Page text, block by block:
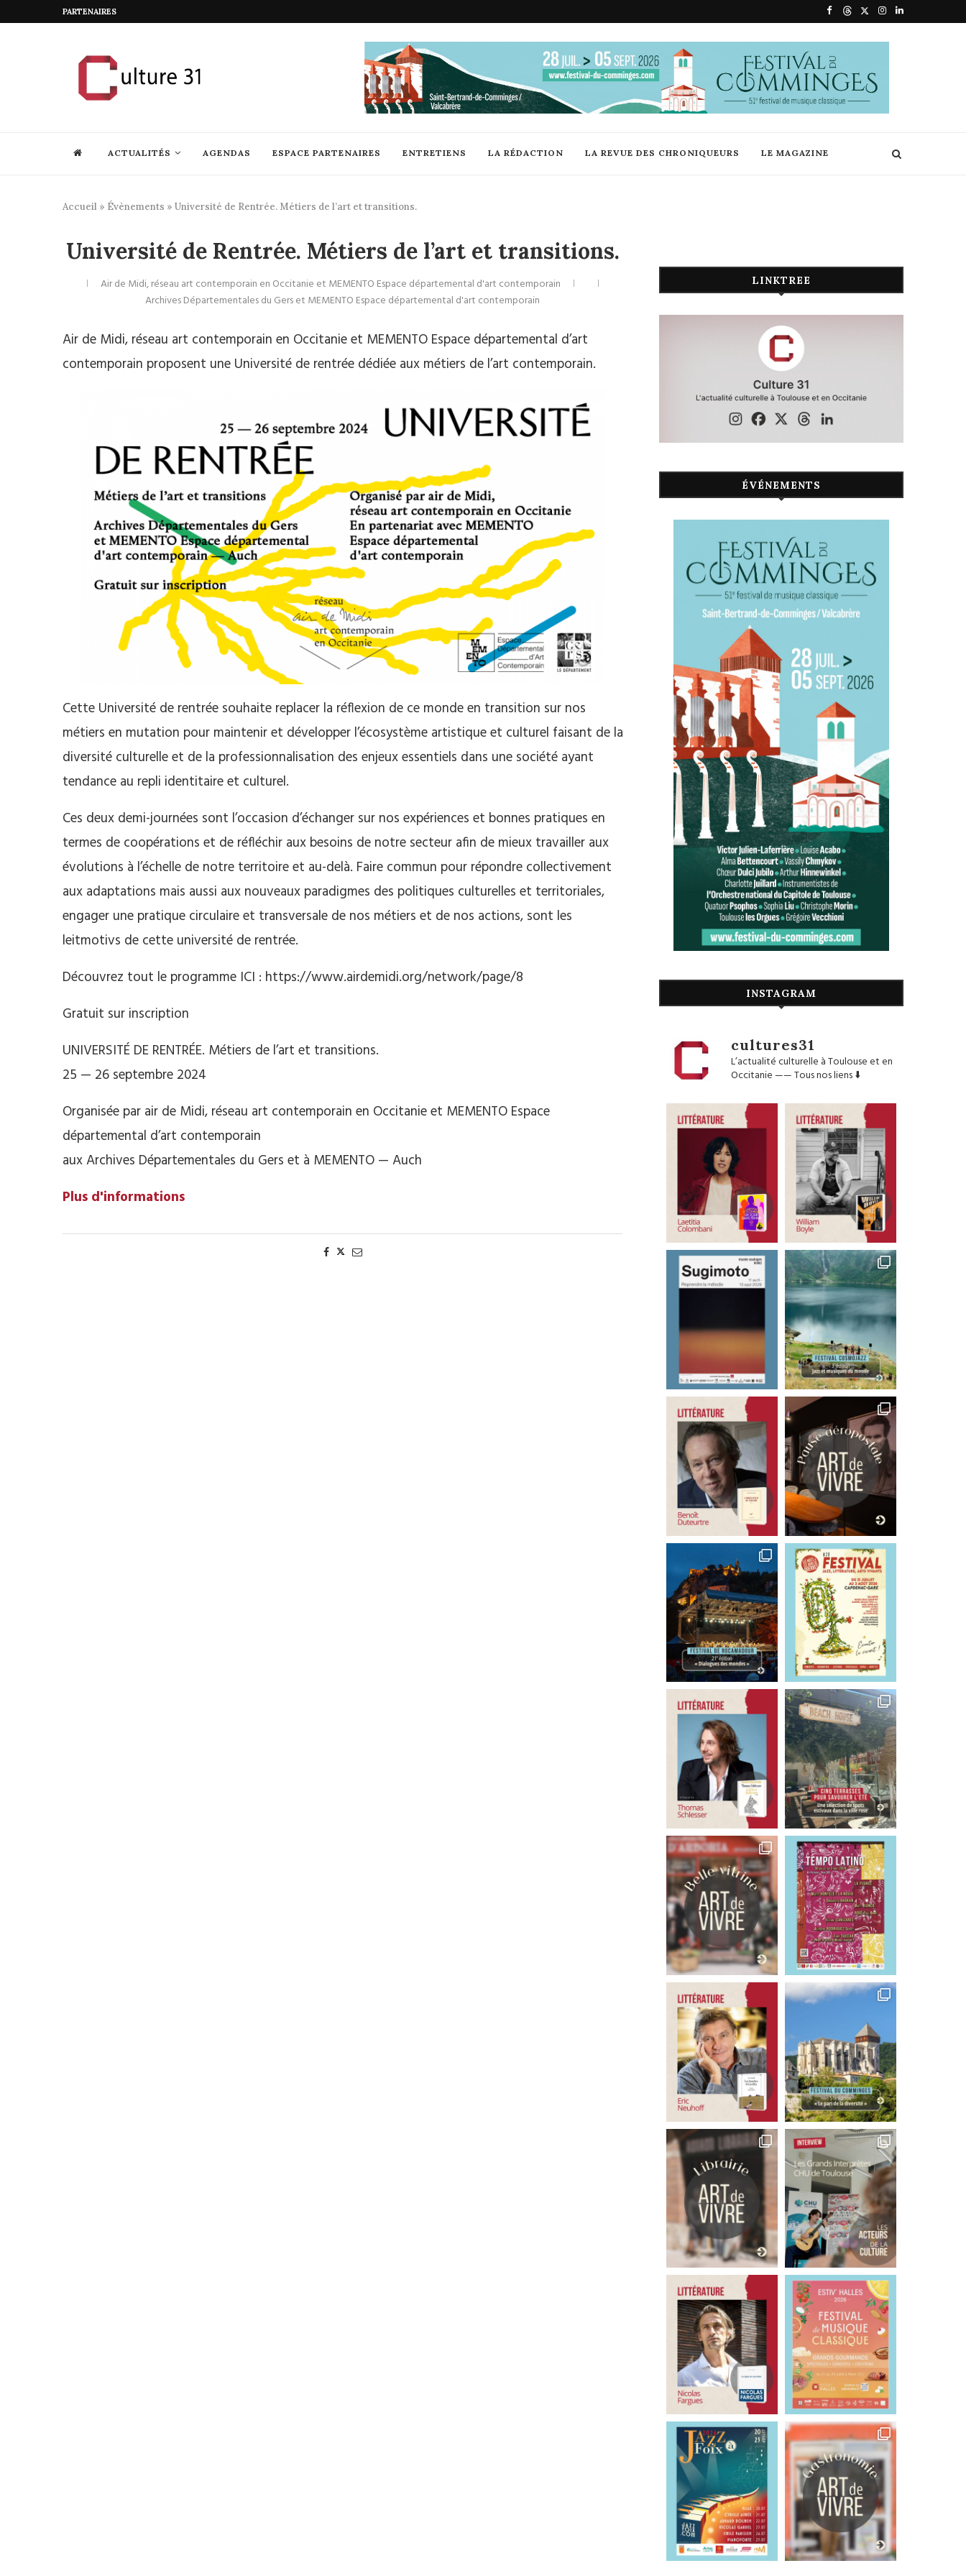
PARTENAIRES
ACTUALITÉS AGENDAS ESPACE PARTENAIRES ENTRETIENS LA RÉDACTION LA REVUE DES CHRONIQUEURS LE MAGAZINE
Accueil » Évènements » Université de Rentrée. Métiers de l’art et transitions.
Université de Rentrée. Métiers de l’art et transitions.
Air de Midi, réseau art contemporain en Occitanie et MEMENTO Espace départemental d'art contemporain
Archives Départementales du Gers et MEMENTO Espace départemental d'art contemporain
Air de Midi, réseau art contemporain en Occitanie et MEMENTO Espace départemental d’art
contemporain proposent une Université de rentrée dédiée aux métiers de l’art contemporain.
Cette Université de rentrée souhaite replacer la réflexion de ce monde en transition sur nos
métiers en mutation pour maintenir et développer l’écosystème artistique et culturel faisant de la
diversité culturelle et de la professionnalisation des enjeux essentiels dans une société ayant
tendance au repli identitaire et culturel.
Ces deux demi-journées sont l’occasion d’échanger sur nos expériences et bonnes pratiques en
termes de coopérations et de réfléchir aux besoins de notre secteur afin de mieux travailler aux
évolutions à l’échelle de notre territoire et au-delà. Faire commun pour répondre collectivement
aux adaptations mais aussi aux nouveaux paradigmes des politiques culturelles et territoriales,
engager une pratique circulaire et transversale de nos métiers et de nos actions, sont les
leitmotivs de cette université de rentrée.
Découvrez tout le programme ICI : https://www.airdemidi.org/network/page/8
Gratuit sur inscription
UNIVERSITÉ DE RENTRÉE. Métiers de l’art et transitions.
25 — 26 septembre 2024
Organisée par air de Midi, réseau art contemporain en Occitanie et MEMENTO Espace
départemental d’art contemporain
aux Archives Départementales du Gers et à MEMENTO — Auch
Plus d'informations
LINKTREE
ÉVÉNEMENTS
INSTAGRAM
cultures31
L’actualité culturelle à Toulouse et en
Occitanie——Tous nos liens ⬇️